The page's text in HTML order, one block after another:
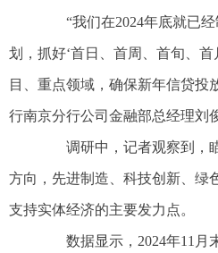
“我们在2024年底就已经
划，抓好‘首日、首周、首旬、
目、重点领域，确保新年信贷投
行南京分行公司金融部总经理刘
调研中，记者观察到，
方向，先进制造、科技创新、绿
支持实体经济的主要发力点。
数据显示，2024年11月